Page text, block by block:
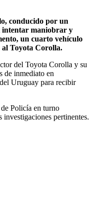
conducido por un
intentar maniobrar y
un cuarto vehículo
Toyota Corolla.
del Toyota Corolla y su
de inmediato en
Uruguay para recibir
Policía en turno
pertinentes.